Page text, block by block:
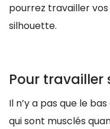
pourrez travailler
silhouette.
Pour travailler
Il n’y a pas que le
qui sont musclés